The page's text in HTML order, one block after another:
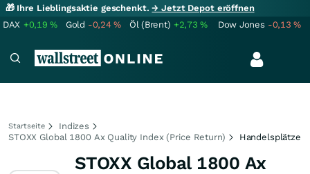
🎁 Ihre Lieblingsaktie geschenkt.→ Jetzt Depot eröffnen
DAX +0,19% Gold -0,24% Öl (Brent) +2,73% Dow Jones -0,13%
Startseite
Indizes
STOXX Global 1800 Ax Quality Index (Price Return)
Handelsplätze
STOXX Global 1800 Ax